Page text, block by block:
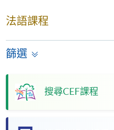
法語課程
篩選
搜尋CEF課程